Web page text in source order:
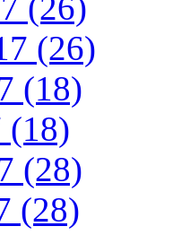
(26)
(18)
(18)
(28)
(28)